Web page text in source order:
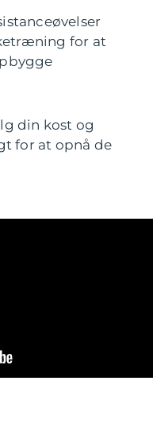
for at
din kost og
for at opnå de